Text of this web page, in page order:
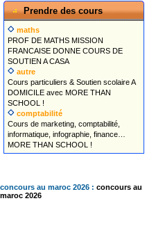
Prendre des cours
maths
PROF DE MATHS MISSION
FRANCAISE DONNE COURS DE
SOUTIEN A CASA
autre
Cours particuliers & Soutien scolaire A
DOMICILE avec MORE THAN
SCHOOL !
comptabilité
Cours de marketing, comptabilité,
informatique, infographie, finance…
MORE THAN SCHOOL !
concours au maroc 2026 : concours au
maroc 2026